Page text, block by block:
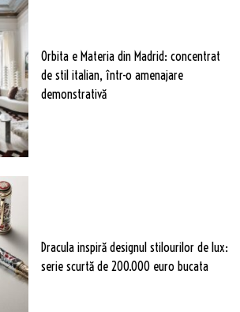
Orbita e Materia din Madrid: concentrat
de stil italian, într-o amenajare
demonstrativă
Dracula inspiră designul stilourilor de lux:
serie scurtă de 200.000 euro bucata